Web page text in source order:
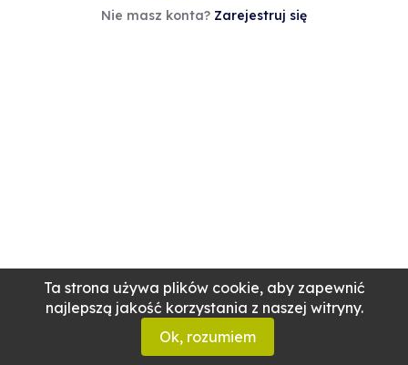
Ta strona używa plików cookie, aby zapewnić
najlepszą jakość korzystania z naszej witryny.
Ok, rozumiem
Nie masz konta? Zarejestruj się